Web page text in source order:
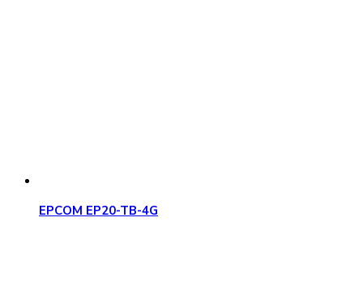
EPCOM EP20-TB-4G